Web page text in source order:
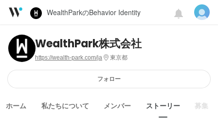
WealthParkのBehavior Identity
WealthPark株式会社
https://wealth-park.com/ja 東京都
フォロー
ホーム 私たちについて メンバー ストーリー 募集